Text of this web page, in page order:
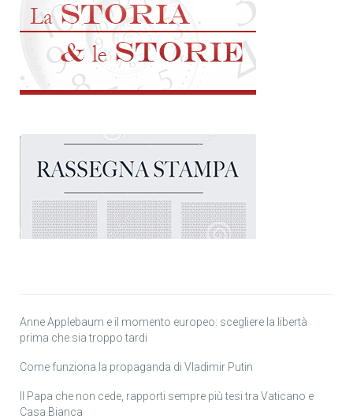
Anne Applebaum e il momento europeo: scegliere la libertà
prima che sia troppo tardi
Come funziona la propaganda di Vladimir Putin
Il Papa che non cede, rapporti sempre più tesi tra Vaticano e
Casa Bianca